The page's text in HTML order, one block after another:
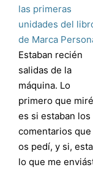
las primeras
unidades del
de Marca
Estaban recién
salidas de la
máquina. Lo
primero que miré
es si estaban los
comentarios que
os pedí, y si,
lo que me